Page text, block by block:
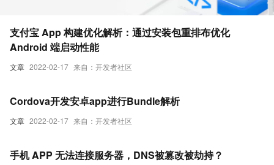
文章 2022-02-17 来自：开发者社区
支付宝 App 构建优化解析：通过安装包重排布优化
Android 端启动性能
文章 2022-02-17 来自：开发者社区
Cordova开发安卓app进行Bundle解析
手机 APP 无法连接服务器，DNS被篡改被劫持？